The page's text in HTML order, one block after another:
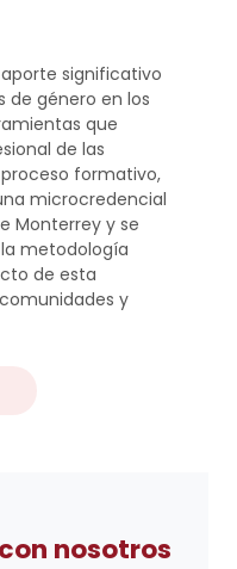
significativo
de género en los
que
de las
formativo,
microcredencial
Monterrey y se
metodología
de esta
y
nosotros